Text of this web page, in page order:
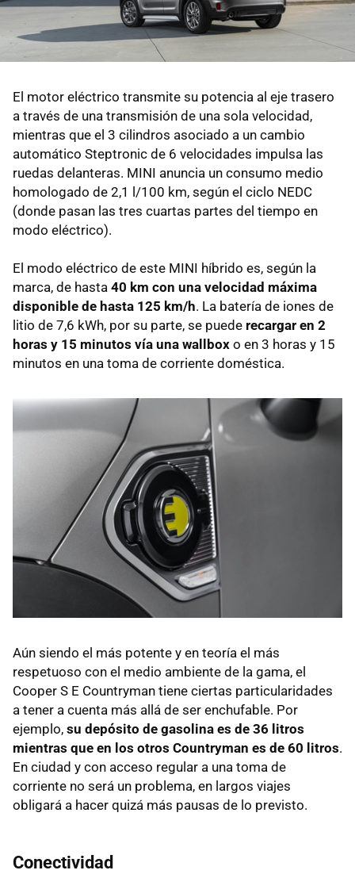
El motor eléctrico transmite su potencia al eje trasero
a través de una transmisión de una sola velocidad,
mientras que el 3 cilindros asociado a un cambio
automático Steptronic de 6 velocidades impulsa las
ruedas delanteras. MINI anuncia un consumo medio
homologado de 2,1 l/100 km, según el ciclo NEDC
(donde pasan las tres cuartas partes del tiempo en
modo eléctrico).
El modo eléctrico de este MINI híbrido es, según la
marca, de hasta 40 km con una velocidad máxima
disponible de hasta 125 km/h. La batería de iones de
litio de 7,6 kWh, por su parte, se puede recargar en 2
horas y 15 minutos vía una wallbox o en 3 horas y 15
minutos en una toma de corriente doméstica.
Aún siendo el más potente y en teoría el más
respetuoso con el medio ambiente de la gama, el
Cooper S E Countryman tiene ciertas particularidades
a tener a cuenta más allá de ser enchufable. Por
ejemplo, su depósito de gasolina es de 36 litros
mientras que en los otros Countryman es de 60 litros.
En ciudad y con acceso regular a una toma de
corriente no será un problema, en largos viajes
obligará a hacer quizá más pausas de lo previsto.
Conectividad